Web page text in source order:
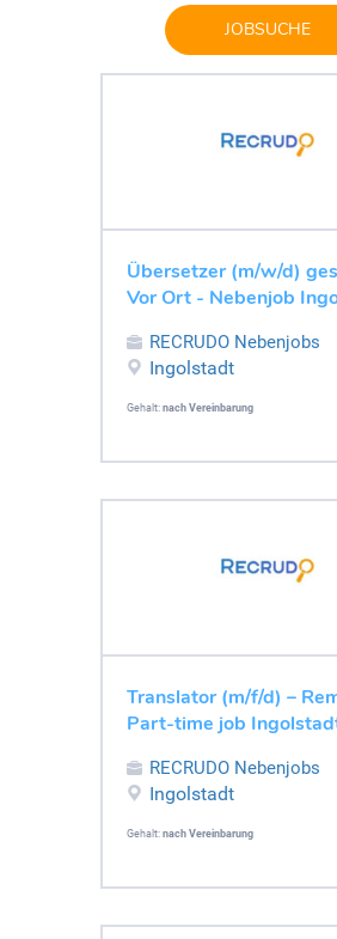
JOBSUCHE
Übersetzer (m/w/d)
Vor Ort - Nebenjob
RECRUDO Nebenjobs
Ingolstadt
Gehalt: nach Vereinbarung
Translator (m/f/d) –
Part-time job
RECRUDO Nebenjobs
Ingolstadt
Gehalt: nach Vereinbarung